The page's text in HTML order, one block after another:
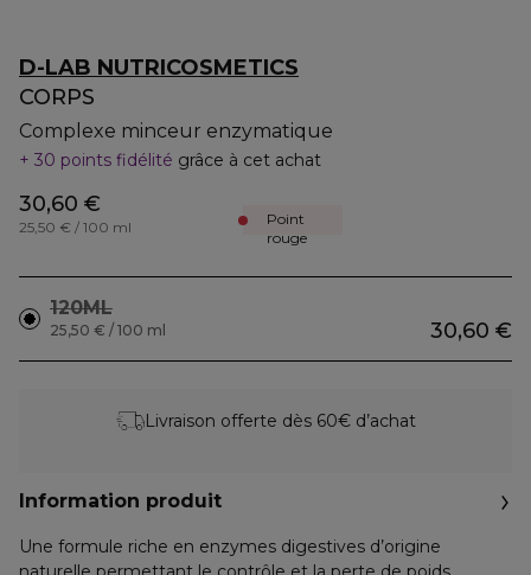
D-LAB NUTRICOSMETICS
CORPS
Complexe minceur enzymatique
30 points fidélité grâce à cet achat
30,60 €
25,50 € / 100 ml
Point
rouge
120ML
30,60 €
25,50 € / 100 ml
Livraison offerte dès 60€ d’achat
Information produit
Une formule riche en enzymes digestives d’origine